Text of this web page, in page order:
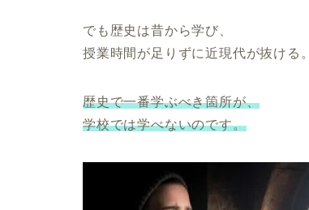
でも歴史は昔から学び、
授業時間が足りずに近現代が抜ける。
歴史で一番学ぶべき箇所が、
学校では学べないのです。